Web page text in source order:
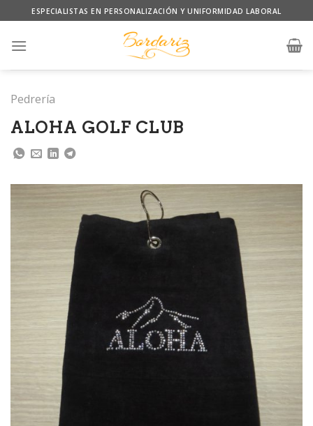
to
content
ESPECIALISTAS EN PERSONALIZACIÓN Y UNIFORMIDAD LABORAL
Pedrería
ALOHA GOLF CLUB